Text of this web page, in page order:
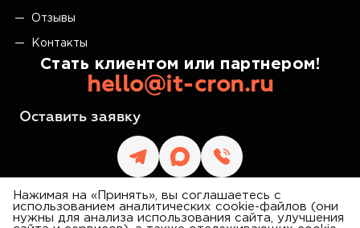
Нажимая на «Принять», вы соглашаетесь с
использованием аналитических cookie-файлов (они
нужны для анализа использования сайта, улучшения
Отзывы
Контакты
Стать клиентом или партнером!
hello@it-cron.ru
Оставить заявку